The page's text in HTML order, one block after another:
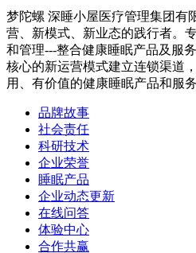
梦陀螺 深睡小屋医疗管理集团有
营、新模式、新业态的践行者。
和管理---整合健康睡眠产品及服
核心的新运营模式建立连锁渠道
用、有价值的健康睡眠产品和服务
品牌故事
社会责任
科研技术
企业荣誉
睡眠产品
企业动态更新
在线问答
体验中心
合作共赢